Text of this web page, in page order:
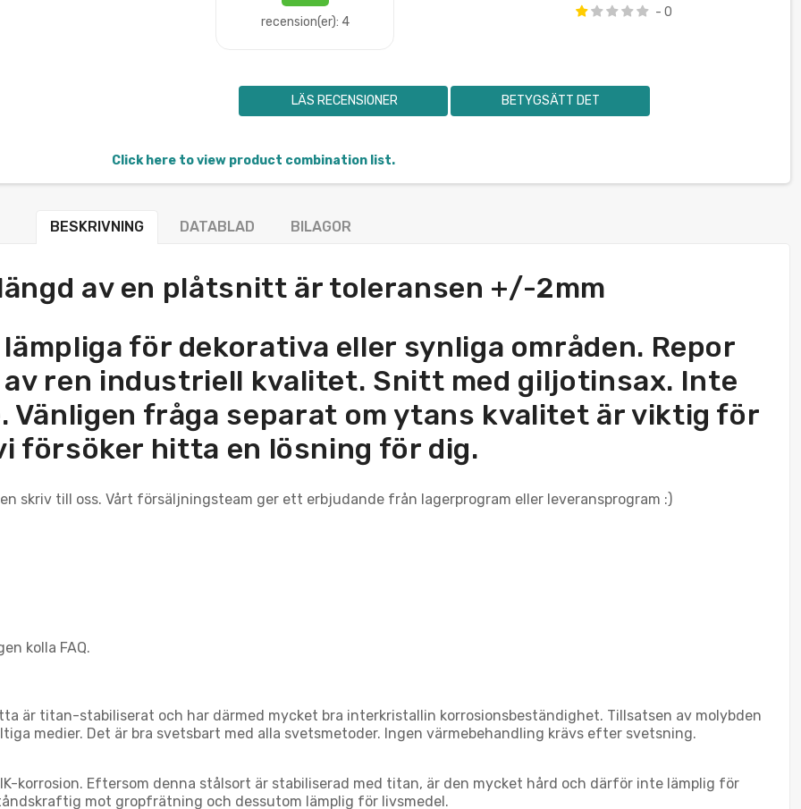
recension(er): 4
- 0
LÄS RECENSIONER BETYGSÄTT DET
Click here to view product combination list.
BESKRIVNING DATABLAD BILAGOR
av en plåtsnitt är toleransen +/-2mm
för dekorativa eller synliga områden. Repor
av ren industriell kvalitet. Snitt med giljotinsax. Inte
Vänligen fråga separat om ytans kvalitet är viktig för
försöker hitta en lösning för dig.
skriv till oss. Vårt försäljningsteam ger ett erbjudande från lagerprogram eller leveransprogram :)
kolla FAQ.
är titan-stabiliserat och har därmed mycket bra interkristallin korrosionsbeständighet. Tillsatsen av molybden
medier. Det är bra svetsbart med alla svetsmetoder. Ingen värmebehandling krävs efter svetsning.
korrosion. Eftersom denna stålsort är stabiliserad med titan, är den mycket hård och därför inte lämplig för
mot gropfrätning och dessutom lämplig för livsmedel.